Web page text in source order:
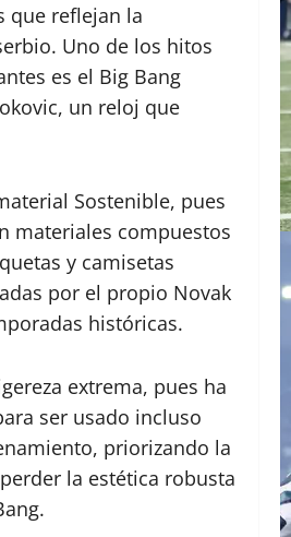
que reflejan la
Uno de los hitos
es el Big Bang
un reloj que
Sostenible, pues
materiales compuestos
y camisetas
por el propio Novak
históricas.
extrema, pues ha
ser usado incluso
priorizando la
la estética robusta